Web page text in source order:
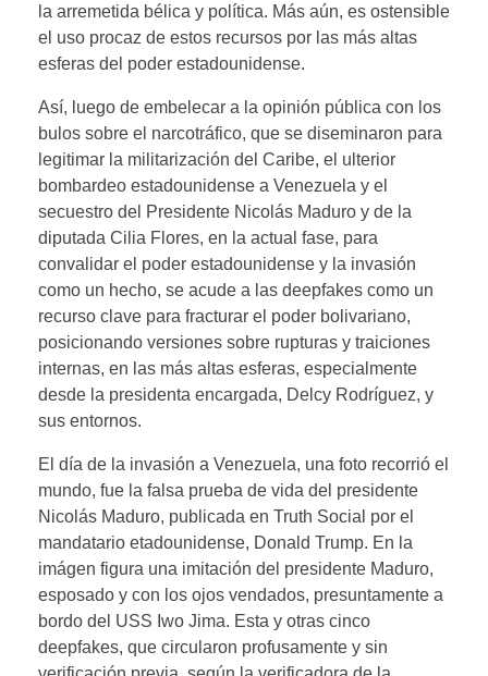
la arremetida bélica y política. Más aún, es ostensible
el uso procaz de estos recursos por las más altas
esferas del poder estadounidense.
Así, luego de embelecar a la opinión pública con los
bulos sobre el narcotráfico, que se diseminaron para
legitimar la militarización del Caribe, el ulterior
bombardeo estadounidense a Venezuela y el
secuestro del Presidente Nicolás Maduro y de la
diputada Cilia Flores, en la actual fase, para
convalidar el poder estadounidense y la invasión
como un hecho, se acude a las deepfakes como un
recurso clave para fracturar el poder bolivariano,
posicionando versiones sobre rupturas y traiciones
internas, en las más altas esferas, especialmente
desde la presidenta encargada, Delcy Rodríguez, y
sus entornos.
El día de la invasión a Venezuela, una foto recorrió el
mundo, fue la falsa prueba de vida del presidente
Nicolás Maduro, publicada en Truth Social por el
mandatario etadounidense, Donald Trump. En la
imágen figura una imitación del presidente Maduro,
esposado y con los ojos vendados, presuntamente a
bordo del USS Iwo Jima. Esta y otras cinco
deepfakes, que circularon profusamente y sin